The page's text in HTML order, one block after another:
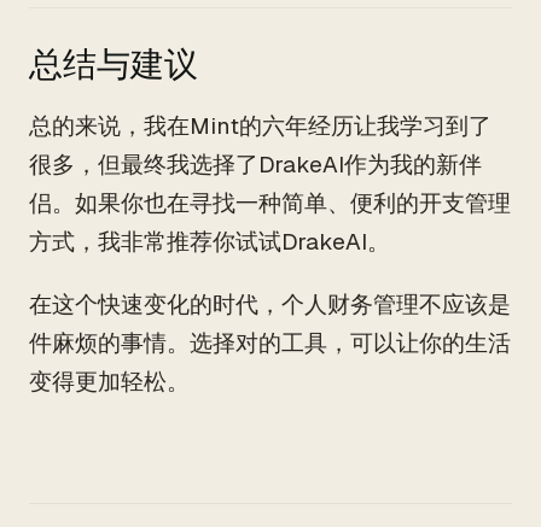
总结与建议
总的来说，我在Mint的六年经历让我学习到了
很多，但最终我选择了DrakeAI作为我的新伴
侣。如果你也在寻找一种简单、便利的开支管理
方式，我非常推荐你试试DrakeAI。
在这个快速变化的时代，个人财务管理不应该是
件麻烦的事情。选择对的工具，可以让你的生活
变得更加轻松。